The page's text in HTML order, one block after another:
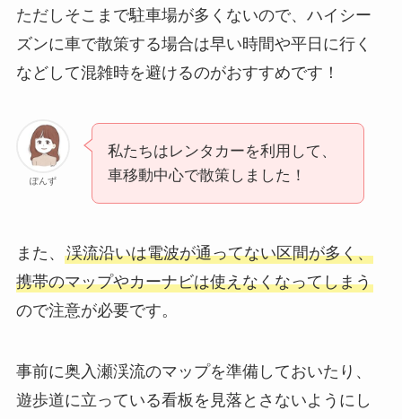
ただしそこまで駐車場が多くないので、ハイシー
ズンに車で散策する場合は早い時間や平日に行く
などして混雑時を避けるのがおすすめです！
ぽんず
私たちはレンタカーを利用して、
車移動中心で散策しました！
また、 渓流沿いは電波が通ってない区間が多く、
携帯のマップやカーナビは使えなくなってしまう
ので注意が必要です。
事前に奥入瀬渓流のマップを準備しておいたり、
遊歩道に立っている看板を見落とさないようにし